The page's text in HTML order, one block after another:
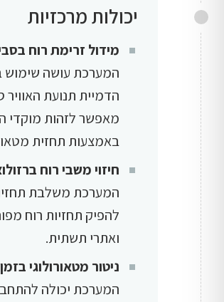
יכולות מרכזיות
מידול זרימת רוח
הדמיית תנועת
מאפשר לזהות מוקדי
באמצעות תחזית
חיזוי משבי רוח
המערכת משלבת
להפיק תחזיות רוח
ואתרי תשתית.
ניטור מטאורולוגי
המערכת יכולה